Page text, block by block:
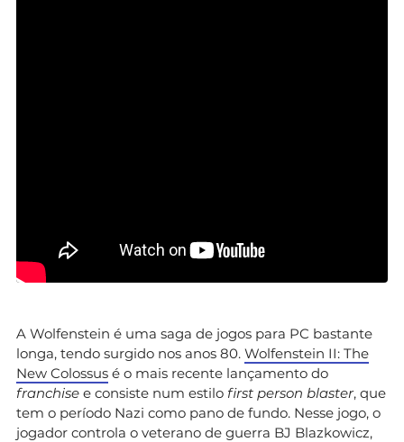
A Wolfenstein é uma saga de jogos para PC bastante
longa, tendo surgido nos anos 80. Wolfenstein II: The
New Colossus é o mais recente lançamento do
franchise e consiste num estilo first person blaster, que
tem o período Nazi como pano de fundo. Nesse jogo, o
jogador controla o veterano de guerra BJ Blazkowicz,